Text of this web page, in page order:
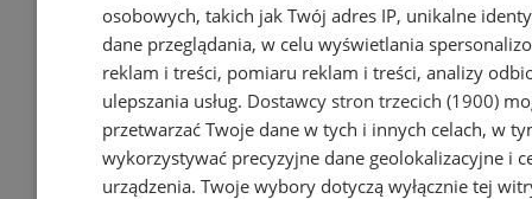
osobowych, takich jak Twój adres IP, unikalne
dane przeglądania, w celu wyświetlania
reklam i treści, pomiaru reklam i treści, analizy
ulepszania usług. Dostawcy stron trzecich (1900)
przetwarzać Twoje dane w tych i innych celach, w
wykorzystywać precyzyjne dane geolokalizacyjne i
urządzenia. Twoje wybory dotyczą wyłącznie tej